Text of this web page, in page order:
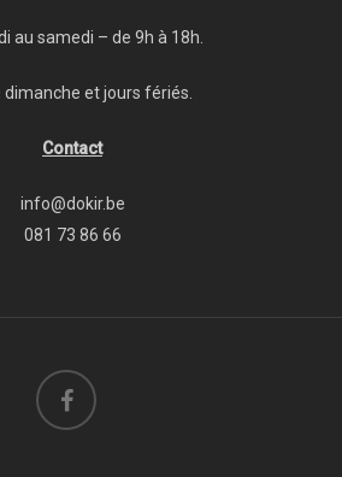
au samedi – de 9h à 18h.
dimanche et jours fériés.
Contact
info@dokir.be
081 73 86 66